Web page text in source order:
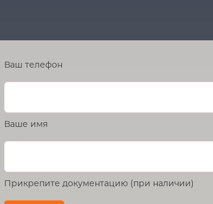
Ваш телефон
Ваше имя
Прикрепите документацию (при наличии)